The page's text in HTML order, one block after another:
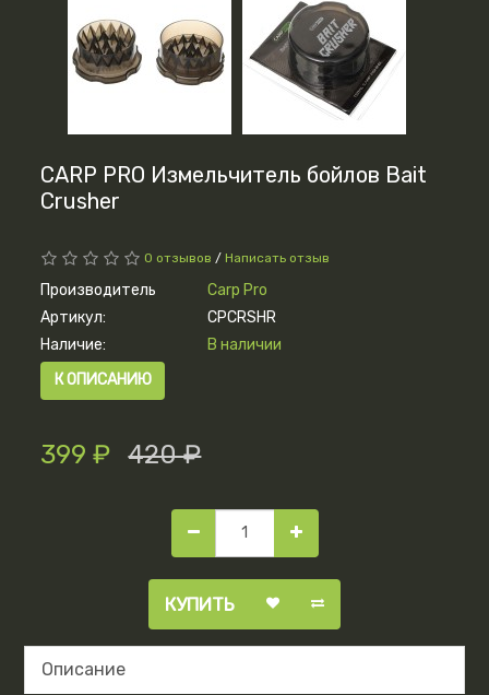
CARP PRO Измельчитель бойлов Bait
Crusher
0 отзывов / Написать отзыв
Производитель
Carp Pro
Артикул:
CPCRSHR
Наличие:
В наличии
К ОПИСАНИЮ
399 ₽ 420 ₽
КУПИТЬ
Описание